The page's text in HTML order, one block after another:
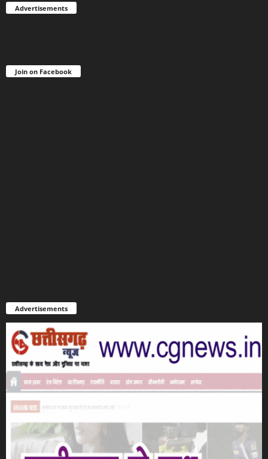
Advertisements
Join on Facebook
Advertisements